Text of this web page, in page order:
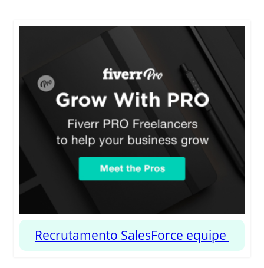
Recrutamento SalesForce equipe